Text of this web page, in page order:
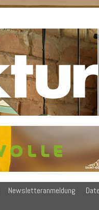
Newsletteranmeldung